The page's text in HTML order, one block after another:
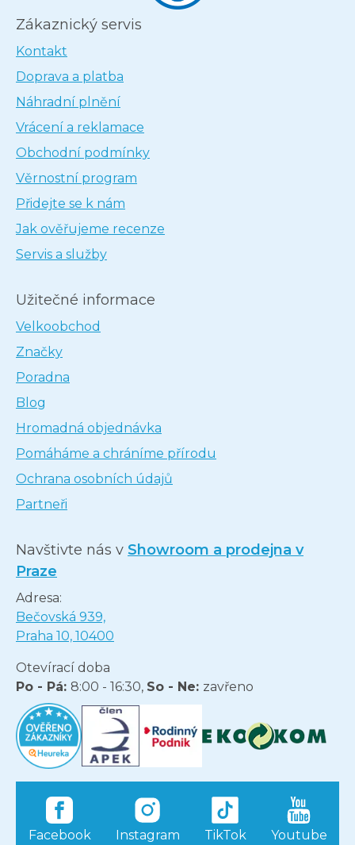
Zákaznický servis
Kontakt
Doprava a platba
Náhradní plnění
Vrácení a reklamace
Obchodní podmínky
Věrnostní program
Přidejte se k nám
Jak ověřujeme recenze
Servis a služby
Užitečné informace
Velkoobchod
Značky
Poradna
Blog
Hromadná objednávka
Pomáháme a chráníme přírodu
Ochrana osobních údajů
Partneři
Navštivte nás v Showroom a prodejna v
Praze
Adresa:
Bečovská 939,
Praha 10, 10400
Otevírací doba
Po - Pá: 8:00 - 16:30, So - Ne: zavřeno
Facebook Instagram TikTok Youtube